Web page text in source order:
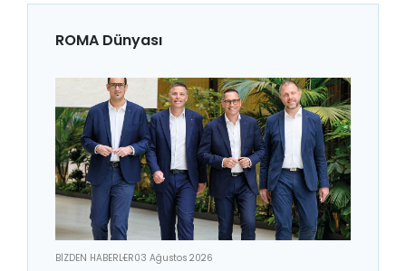
ROMA Dünyası
BİZDEN HABERLER03 Ağustos 2026